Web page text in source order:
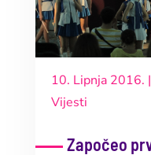
Započeo
10. Lipnja 2016. |
Vijesti